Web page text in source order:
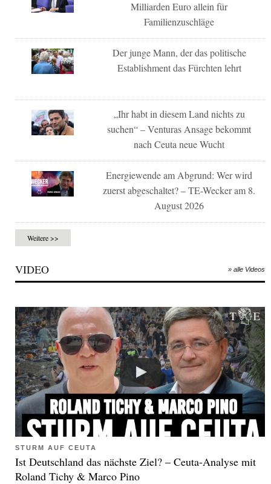
Milliarden Euro allein für
Familienzuschläge
Der junge Mann, der das politische
Establishment das Fürchten lehrt
„Ihr habt in diesem Land nichts zu
suchen“ – Venturas Ansage bekommt
nach Ceuta neue Wucht
Energiewende am Abgrund: Wer wird
zuerst abgeschaltet? – TE-Wecker am 8.
August 2026
Weitere >>
VIDEO » alle Videos
STURM AUF CEUTA
Ist Deutschland das nächste Ziel? – Ceuta-Analyse mit
Roland Tichy & Marco Pino